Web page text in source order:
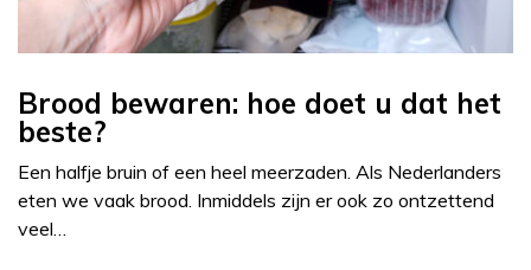
Brood bewaren: hoe doet u dat het
beste?
Een halfje bruin of een heel meerzaden. Als Nederlanders
eten we vaak brood. Inmiddels zijn er ook zo ontzettend
veel…